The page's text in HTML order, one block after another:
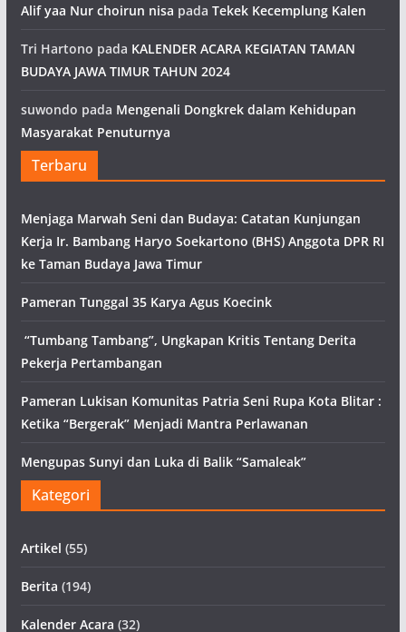
Alif yaa Nur choirun nisa pada Tekek Kecemplung Kalen
Tri Hartono pada KALENDER ACARA KEGIATAN TAMAN
BUDAYA JAWA TIMUR TAHUN 2024
suwondo pada Mengenali Dongkrek dalam Kehidupan
Masyarakat Penuturnya
Terbaru
Menjaga Marwah Seni dan Budaya: Catatan Kunjungan
Kerja Ir. Bambang Haryo Soekartono (BHS) Anggota DPR RI
ke Taman Budaya Jawa Timur
Pameran Tunggal 35 Karya Agus Koecink
“Tumbang Tambang”, Ungkapan Kritis Tentang Derita
Pekerja Pertambangan
Pameran Lukisan Komunitas Patria Seni Rupa Kota Blitar :
Ketika “Bergerak” Menjadi Mantra Perlawanan
Mengupas Sunyi dan Luka di Balik “Samaleak”
Kategori
Artikel (55)
Berita (194)
Kalender Acara (32)